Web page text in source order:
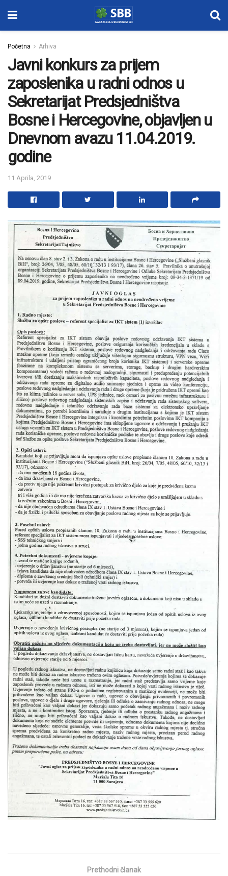
Početna Arhiva
Javni konkurs za prijem
zaposlenika u radni odnos u
Sekretarijat Predsjedništva
Bosne i Hercegovine, objavljen u
Dnevnom avazu 11.04.2019.
godine
11 Aprila, 2019
Prethodni članak